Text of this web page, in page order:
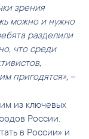
зрения
можно и нужно
разделили
что среди
пригодятся», –
из ключевых
России.
в России» и